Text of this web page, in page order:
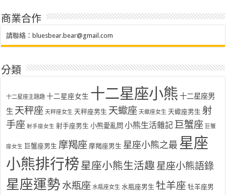
商業合作
請聯絡： bluesbear.bear@gmail.com
分類
十二星座主題趣 十二星座女生 十二星座小熊 十二星座男
生 天秤座 天秤座女生 天秤座男生 天蠍座 天蠍座女生 天蠍座男生 射
手座 射手座女生 射手座男生 小熊愛亂問 小熊生活雜記 巨蟹座 巨蟹
座女生 巨蟹座男生 摩羯座 摩羯座男生 星座小熊之最 星座
小熊排行榜 星座小熊生活趣 星座小熊語錄
星座運勢 水瓶座 水瓶座女生 水瓶座男生 牡羊座 牡羊座男